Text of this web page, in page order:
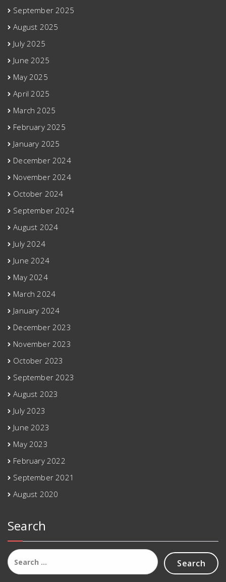
September 2025
August 2025
July 2025
June 2025
May 2025
April 2025
March 2025
February 2025
January 2025
December 2024
November 2024
October 2024
September 2024
August 2024
July 2024
June 2024
May 2024
March 2024
January 2024
December 2023
November 2023
October 2023
September 2023
August 2023
July 2023
June 2023
May 2023
February 2022
September 2021
August 2020
Search
Search
for: